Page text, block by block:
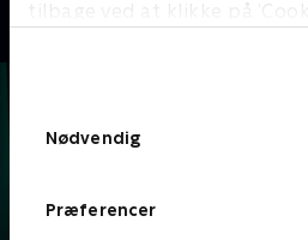
tilbage ved at klikke på
Nødvendig
Præferencer